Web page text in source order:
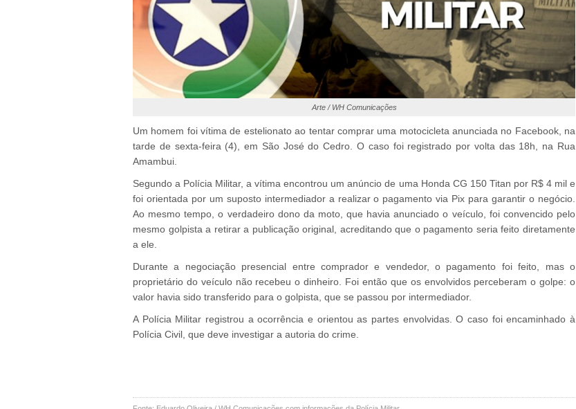
Arte / WH Comunicações
Um homem foi vítima de estelionato ao tentar comprar uma motocicleta anunciada no Facebook, na
tarde de sexta-feira (4), em São José do Cedro. O caso foi registrado por volta das 18h, na Rua
Amambui.
Segundo a Polícia Militar, a vítima encontrou um anúncio de uma Honda CG 150 Titan por R$ 4 mil e
foi orientada por um suposto intermediador a realizar o pagamento via Pix para garantir o negócio.
Ao mesmo tempo, o verdadeiro dono da moto, que havia anunciado o veículo, foi convencido pelo
mesmo golpista a retirar a publicação original, acreditando que o pagamento seria feito diretamente
a ele.
Durante a negociação presencial entre comprador e vendedor, o pagamento foi feito, mas o
proprietário do veículo não recebeu o dinheiro. Foi então que os envolvidos perceberam o golpe: o
valor havia sido transferido para o golpista, que se passou por intermediador.
A Polícia Militar registrou a ocorrência e orientou as partes envolvidas. O caso foi encaminhado à
Polícia Civil, que deve investigar a autoria do crime.